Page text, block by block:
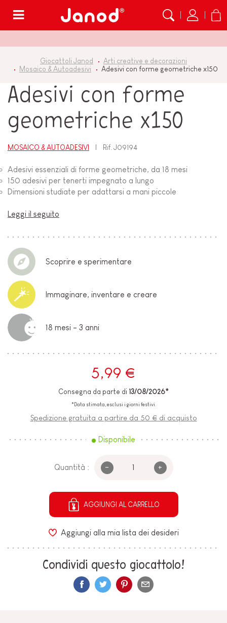
Giocattoli Janod
Arti creative e decorazioni
Mosaico & Autoadesivi
Adesivi con forme geometriche x150
Adesivi con forme
geometriche x150
MOSAICO & AUTOADESIVI Rif.J09194
Adesivi essenziali di forme geometriche, da 18 mesi
150 adesivi per tenerti impegnato a lungo
Dimensioni studiate per adattarsi a mani piccole
Leggi il seguito
Scoprire e sperimentare
Immaginare, inventare e creare
18 mesi - 3 anni
5,99 €
Consegna da parte di 13/08/2026*
*Data stimata, esclusi i giorni festivi.
Spedizione gratuita a partire da 50 € di acquisto
Disponibile
Quantità : - +
AGGIUNGI AL CARRELLO
Aggiungi alla mia lista dei desideri
Condividi questo giocattolo!